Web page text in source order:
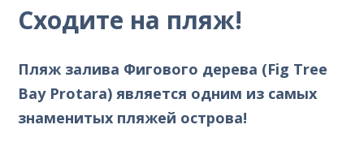
Сходите на пляж!
Пляж залива Фигового дерева (Fig Tree
Bay Protara) является одним из самых
знаменитых пляжей острова!